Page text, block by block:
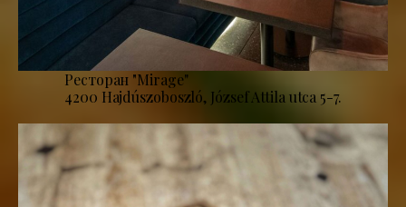
Ресторан "Mirage''
4200 Hajdúszoboszló, József Attila utca 5-7.